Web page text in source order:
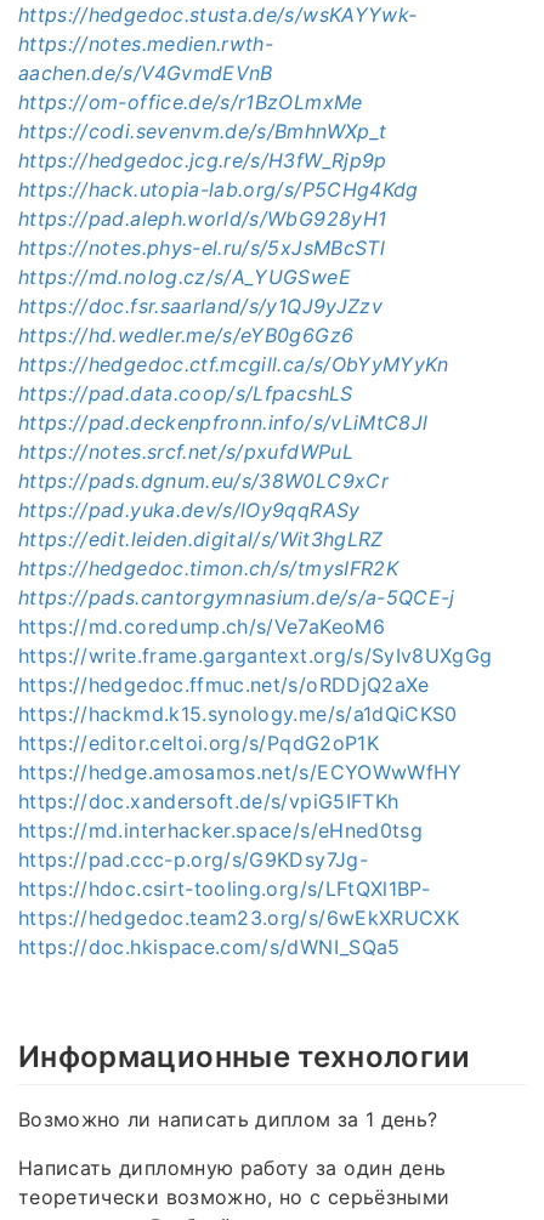
https://hedgedoc.stusta.de/s/wsKAYYwk-
https://notes.medien.rwth-
aachen.de/s/V4GvmdEVnB
https://om-office.de/s/r1BzOLmxMe
https://codi.sevenvm.de/s/BmhnWXp_t
https://hedgedoc.jcg.re/s/H3fW_Rjp9p
https://hack.utopia-lab.org/s/P5CHg4Kdg
https://pad.aleph.world/s/WbG928yH1
https://notes.phys-el.ru/s/5xJsMBcSTl
https://md.nolog.cz/s/A_YUGSweE
https://doc.fsr.saarland/s/y1QJ9yJZzv
https://hd.wedler.me/s/eYB0g6Gz6
https://hedgedoc.ctf.mcgill.ca/s/ObYyMYyKn
https://pad.data.coop/s/LfpacshLS
https://pad.deckenpfronn.info/s/vLiMtC8Jl
https://notes.srcf.net/s/pxufdWPuL
https://pads.dgnum.eu/s/38W0LC9xCr
https://pad.yuka.dev/s/lOy9qqRASy
https://edit.leiden.digital/s/Wit3hgLRZ
https://hedgedoc.timon.ch/s/tmysIFR2K
https://pads.cantorgymnasium.de/s/a-5QCE-j
https://md.coredump.ch/s/Ve7aKeoM6
https://write.frame.gargantext.org/s/SyIv8UXgGg
https://hedgedoc.ffmuc.net/s/oRDDjQ2aXe
https://hackmd.k15.synology.me/s/a1dQiCKS0
https://editor.celtoi.org/s/PqdG2oP1K
https://hedge.amosamos.net/s/ECYOWwWfHY
https://doc.xandersoft.de/s/vpiG5IFTKh
https://md.interhacker.space/s/eHned0tsg
https://pad.ccc-p.org/s/G9KDsy7Jg-
https://hdoc.csirt-tooling.org/s/LFtQXl1BP-
https://hedgedoc.team23.org/s/6wEkXRUCXK
https://doc.hkispace.com/s/dWNI_SQa5
Информационные технологии
Возможно ли написать диплом за 1 день?
Написать дипломную работу за один день
теоретически возможно, но с серьёзными